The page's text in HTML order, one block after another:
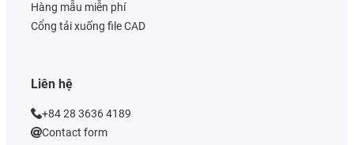
Hàng mẫu miễn phí
Cổng tải xuống file CAD
Liên hệ
+84 28 3636 4189
Contact form